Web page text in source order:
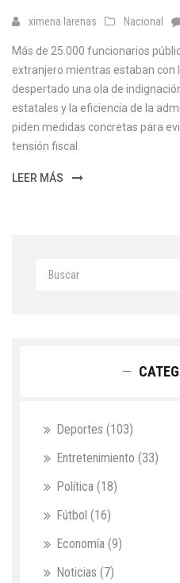
ximena larenas Nacional
Más de 25.000 funcionarios
extranjero mientras estaban con
despertado una ola de
estatales y la eficiencia de la
piden medidas concretas para
tensión fiscal.
LEER MÁS
Deportes (103)
Entretenimiento (33)
Política (18)
Fútbol (16)
Economía (9)
Noticias (7)